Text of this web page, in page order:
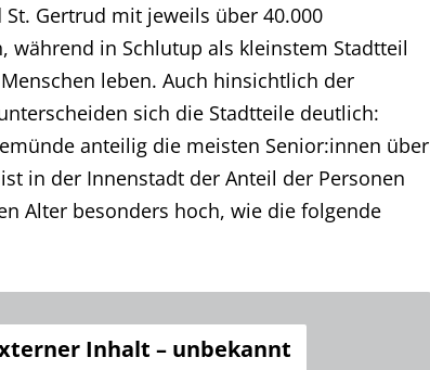
Gertrud mit jeweils über 40.000
während in Schlutup als kleinstem Stadtteil
leben. Auch hinsichtlich der
sich die Stadtteile deutlich:
anteilig die meisten Senior:innen über
in der Innenstadt der Anteil der Personen
Alter besonders hoch, wie die folgende
Inhalt – unbekannt